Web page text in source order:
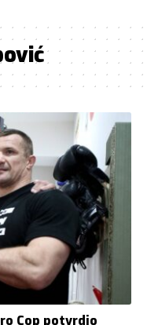
Cop potvrdio